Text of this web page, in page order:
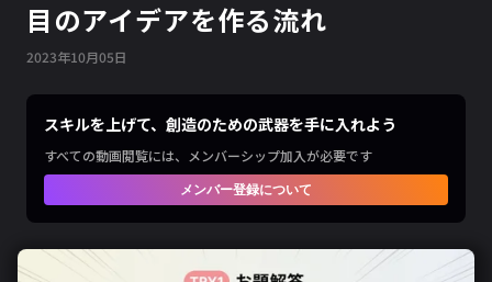
目のアイデアを作る流れ
2023年10月05日
スキルを上げて、創造のための武器を手に入れよう
すべての動画閲覧には、メンバーシップ加入が必要です
メンバー登録について